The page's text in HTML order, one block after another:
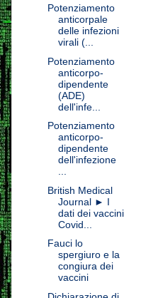
Potenziamento
anticorpale
delle infezioni
virali (...
Potenziamento
anticorpo-
dipendente
(ADE)
dell'infe...
Potenziamento
anticorpo-
dipendente
dell'infezione
...
British Medical
Journal ► I
dati dei vaccini
Covid...
Fauci lo
spergiuro e la
congiura dei
vaccini